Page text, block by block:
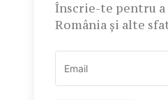
Înscrie-te pentru
România și alte